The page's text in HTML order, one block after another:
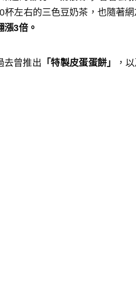
杯左右的三色豆奶茶，也隨著
漲3倍。
去曾推出 「特製皮蛋蛋餅」
，